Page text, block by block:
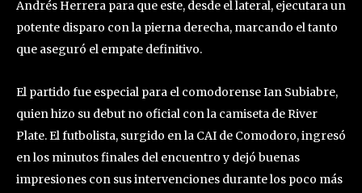
Andrés Herrera para que este, desde el lateral, ejecutara un
potente disparo con la pierna derecha, marcando el tanto
que aseguró el empate definitivo.
El partido fue especial para el comodorense Ian Subiabre,
quien hizo su debut no oficial con la camiseta de River
Plate. El futbolista, surgido en la CAI de Comodoro, ingresó
en los minutos finales del encuentro y dejó buenas
impresiones con sus intervenciones durante los poco más